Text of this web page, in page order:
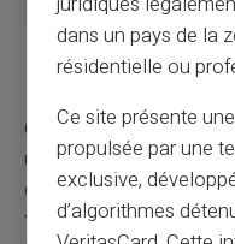
Dépôt initial requis
Justificatifs
nécessaires
Ce tableau montre
unebanque en ligne
contraintes souvent
traditionnelle.Utiliser
dans un pays de la
résidentielle ou
Ce site présente
propulsée par une
exclusive,
d’algorithmes